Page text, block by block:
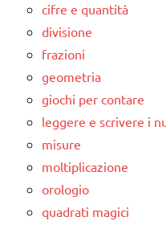
cifre e quantità
divisione
frazioni
geometria
giochi per contare
leggere e scrivere i
misure
moltiplicazione
orologio
quadrati magici